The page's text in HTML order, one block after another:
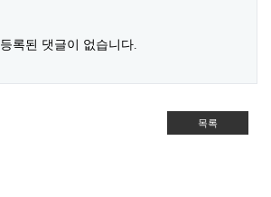
등록된 댓글이 없습니다.
목록